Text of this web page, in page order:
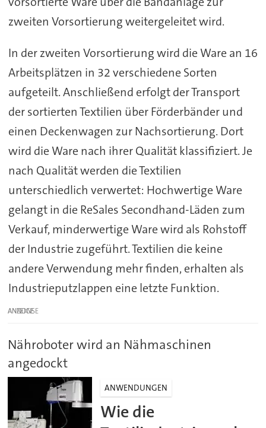
zweiten Vorsortierung weitergeleitet wird.
In der zweiten Vorsortierung wird die Ware an 16
Arbeitsplätzen in 32 verschiedene Sorten
aufgeteilt. Anschließend erfolgt der Transport
der sortierten Textilien über Förderbänder und
einen Deckenwagen zur Nachsortierung. Dort
wird die Ware nach ihrer Qualität klassifiziert. Je
nach Qualität werden die Textilien
unterschiedlich verwertet: Hochwertige Ware
gelangt in die ReSales Secondhand-Läden zum
Verkauf, minderwertige Ware wird als Rohstoff
der Industrie zugeführt. Textilien die keine
andere Verwendung mehr finden, erhalten als
Industrieputzlappen eine letzte Funktion.
ANZEIGE
Nähroboter wird an Nähmaschinen
angedockt
ANWENDUNGEN
Wie die